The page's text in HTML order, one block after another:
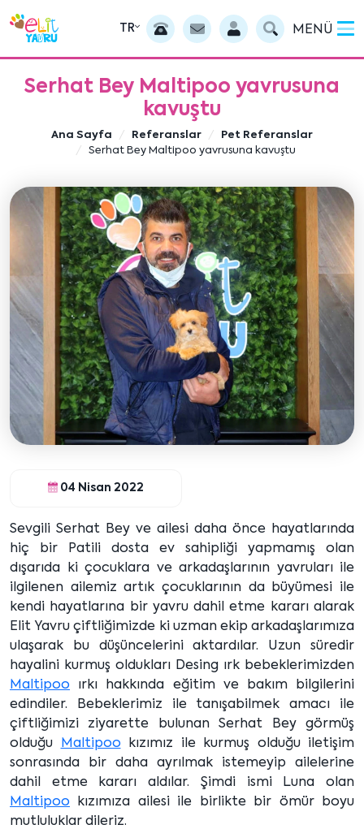
TR MENÜ
Serhat Bey Maltipoo yavrusuna
kavuştu
Ana Sayfa Referanslar
Pet Referanslar
Serhat Bey Maltipoo yavrusuna kavuştu
04 Nisan 2022
Sevgili Serhat Bey ve ailesi daha önce hayatlarında
hiç bir Patili dosta ev sahipliği yapmamış olan
dışarıda ki çocuklara ve arkadaşlarının yavruları ile
ilgilenen ailemiz artık çocuklarının da büyümesi ile
kendi hayatlarına bir yavru dahil etme kararı alarak
Elit Yavru çiftliğimizde ki uzman ekip arkadaşlarımıza
ulaşarak bu düşüncelerini aktardılar. Uzun süredir
hayalini kurmuş oldukları Desing ırk bebeklerimizden
Maltipoo ırkı hakkında eğitim ve bakım bilgilerini
edindiler. Bebeklerimiz ile tanışabilmek amacı ile
çiftliğimizi ziyarette bulunan Serhat Bey görmüş
olduğu
Maltipookızımız ile kurmuş olduğu iletişim
sonrasında bir daha ayrılmak istemeyip ailelerine
dahil etme kararı aldılar. Şimdi ismi Luna olan
Maltipoo kızımıza ailesi ile birlikte bir ömür boyu
mutluluklar dileriz.